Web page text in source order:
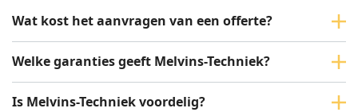
Wat kost het aanvragen van een offerte?
Welke garanties geeft Melvins-Techniek?
Is Melvins-Techniek voordelig?